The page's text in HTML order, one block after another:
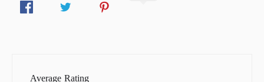
Average Rating